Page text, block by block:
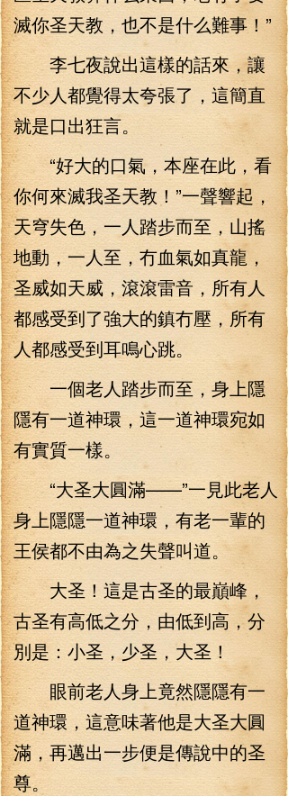
滅你圣天教，也不是什么難事！”
李七夜說出這樣的話來，讓
不少人都覺得太夸張了，這簡直
就是口出狂言。
“好大的口氣，本座在此，看
你何來滅我圣天教！”一聲響起，
天穹失色，一人踏步而至，山搖
地動，一人至，冇血氣如真龍，
圣威如天威，滾滾雷音，所有人
都感受到了強大的鎮冇壓，所有
人都感受到耳鳴心跳。
一個老人踏步而至，身上隱
隱有一道神環，這一道神環宛如
有實質一樣。
“大圣大圓滿——”一見此老人
身上隱隱一道神環，有老一輩的
王侯都不由為之失聲叫道。
大圣！這是古圣的最巔峰，
古圣有高低之分，由低到高，分
別是：小圣，少圣，大圣！
眼前老人身上竟然隱隱有一
道神環，這意味著他是大圣大圓
滿，再邁出一步便是傳說中的圣
尊。